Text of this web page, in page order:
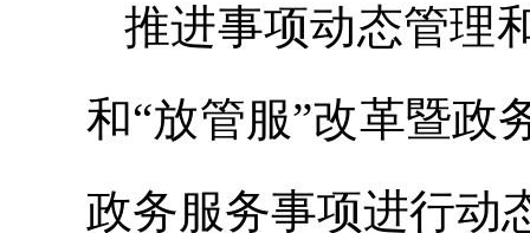
推进事项动态管理
和“放管服”改革暨政
政务服务事项进行动